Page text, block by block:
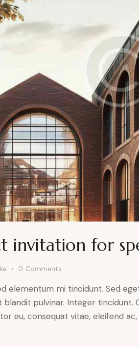
invitation for
0 Comments
elementum mi tincidunt. Sed
pulvinar. Integer
eu, consequat vitae, eleifend